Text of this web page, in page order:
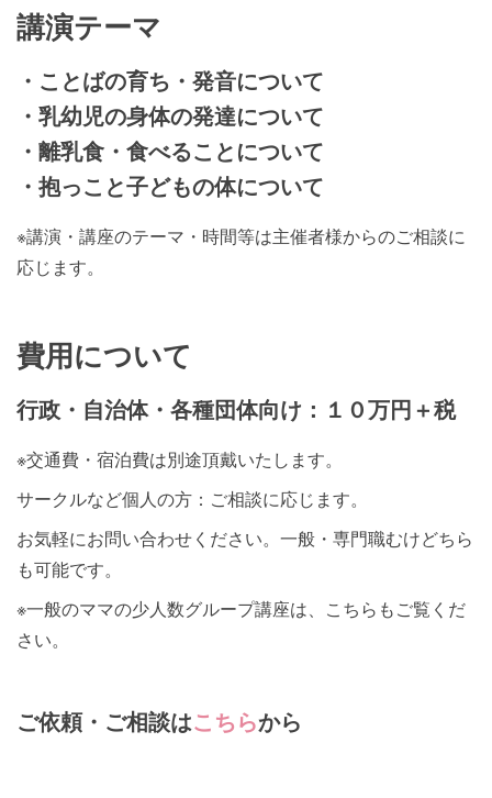
講演テーマ
・ことばの育ち・発音について
・乳幼児の身体の発達について
・離乳食・食べることについて
・抱っこと子どもの体について
※講演・講座のテーマ・時間等は主催者様からのご相談に
応じます。
費用について
行政・自治体・各種団体向け：１０万円＋税
※交通費・宿泊費は別途頂戴いたします。
サークルなど個人の方：ご相談に応じます。
お気軽にお問い合わせください。一般・専門職むけどちら
も可能です。
※一般のママの少人数グループ講座は、こちらもご覧くだ
さい。
ご依頼・ご相談はこちらから